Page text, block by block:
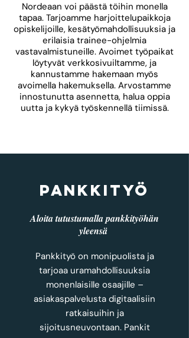
Nordeaan voi päästä töihin monella
tapaa. Tarjoamme harjoittelupaikkoja
opiskelijoille, kesätyömahdollisuuksia ja
erilaisia trainee-ohjelmia
vastavalmistuneille. Avoimet työpaikat
löytyvät verkkosivuiltamme, ja
kannustamme hakemaan myös
avoimella hakemuksella. Arvostamme
innostunutta asennetta, halua oppia
uutta ja kykyä työskennellä tiimissä.
Pankkityö
Aloita tutustumalla pankkityöhän
yleensä
Pankkityö on monipuolista ja
tarjoaa uramahdollisuuksia
monenlaisille osaajille –
asiakaspalvelusta digitaalisiin
ratkaisuihin ja
sijoitusneuvontaan. Pankit